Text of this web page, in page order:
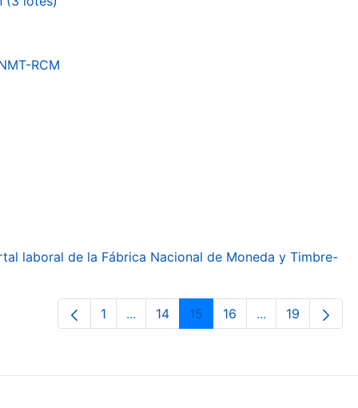
RCM
laboral de la Fábrica Nacional de Moneda y Timbre-
Página
1 ...Páginas intermedias Use TAB para
Página
14 Página
15 Página
16 ...PáginasPágina
19